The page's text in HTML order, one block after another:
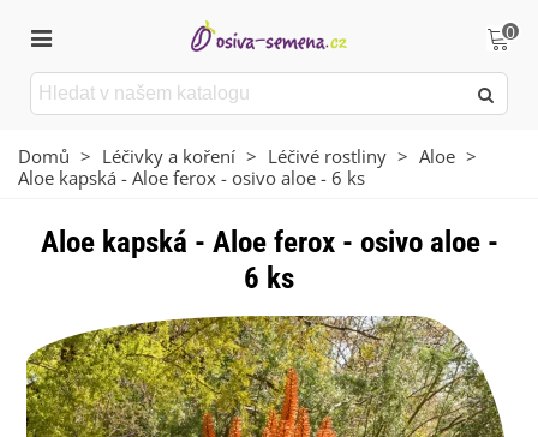
0
Domů > Léčivky a koření > Léčivé rostliny > Aloe >
Aloe kapská - Aloe ferox - osivo aloe - 6 ks
Aloe kapská - Aloe ferox - osivo aloe -
6 ks